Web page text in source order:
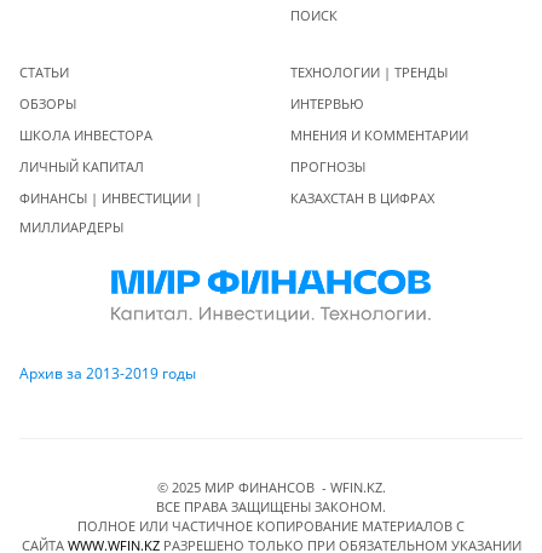
ПОИСК
СТАТЬИ
ОБЗОРЫ
ШКОЛА ИНВЕСТОРА
ЛИЧНЫЙ КАПИТАЛ
ФИНАНСЫ | ИНВЕСТИЦИИ |
МИЛЛИАРДЕРЫ
ТЕХНОЛОГИИ | ТРЕНДЫ
ИНТЕРВЬЮ
МНЕНИЯ И КОММЕНТАРИИ
ПРОГНОЗЫ
КАЗАХСТАН В ЦИФРАХ
Архив за 2013-2019 годы
© 2025 МИР ФИНАНСОВ - WFIN.KZ.
ВСЕ ПРАВА ЗАЩИЩЕНЫ ЗАКОНОМ.
ПОЛНОЕ ИЛИ ЧАСТИЧНОЕ КОПИРОВАНИЕ МАТЕРИАЛОВ C
САЙТА WWW.WFIN.KZРАЗРЕШЕНО ТОЛЬКО ПРИ ОБЯЗАТЕЛЬНОМ УКАЗАНИИ